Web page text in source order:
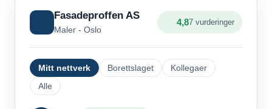
Fasadeproffen AS
Maler - Oslo
4,87 vurderinger
Mitt nettverk Borettslaget
Kollegaer
Alle